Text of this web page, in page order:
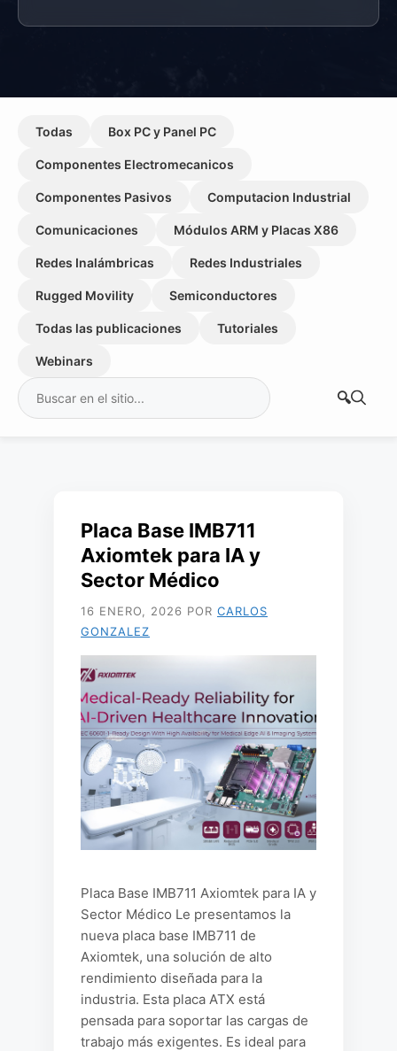
Todas Box PC y Panel PC
Componentes Electromecanicos
Componentes Pasivos Computacion Industrial
Comunicaciones Módulos ARM y Placas X86
Redes Inalámbricas Redes Industriales
Rugged Movility Semiconductores
Todas las publicaciones Tutoriales
Webinars
Buscar:
Placa Base IMB711
Axiomtek para IA y
Sector Médico
16 ENERO, 2026 POR CARLOS
GONZALEZ
Placa Base IMB711 Axiomtek para IA y
Sector Médico Le presentamos la
nueva placa base IMB711 de
Axiomtek, una solución de alto
rendimiento diseñada para la
industria. Esta placa ATX está
pensada para soportar las cargas de
trabajo más exigentes. Es ideal para